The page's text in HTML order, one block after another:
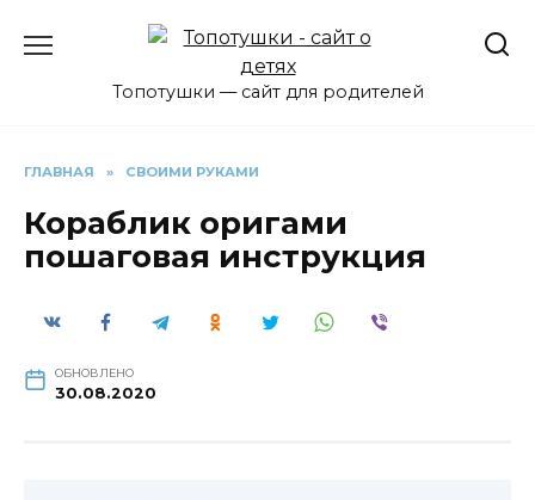
Топотушки — сайт для родителей
ГЛАВНАЯ » СВОИМИ РУКАМИ
Кораблик оригами
пошаговая инструкция
ОБНОВЛЕНО
30.08.2020